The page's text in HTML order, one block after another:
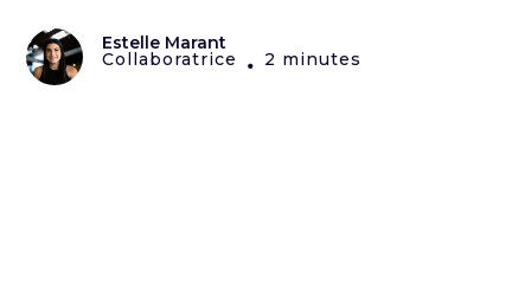
Estelle Marant
Collaboratrice • 2 minutes